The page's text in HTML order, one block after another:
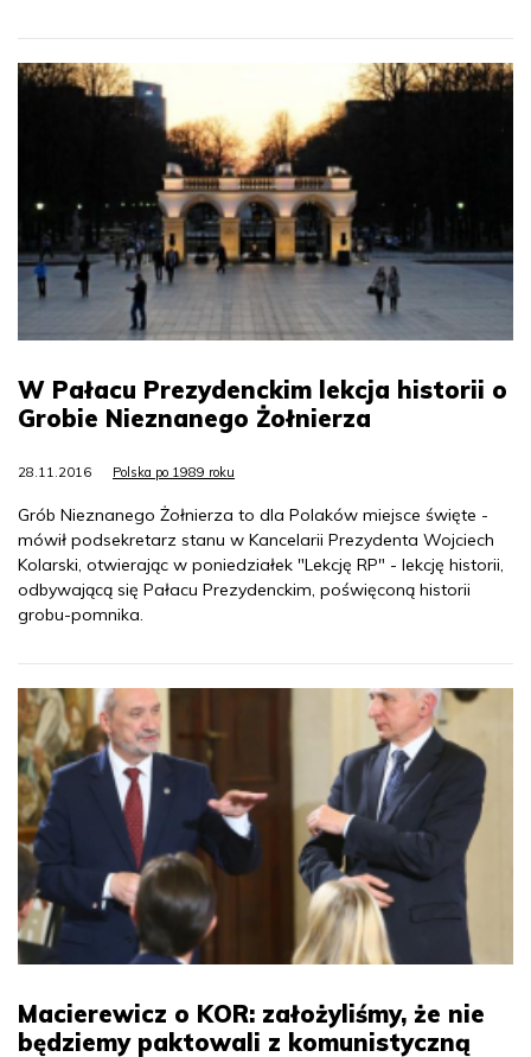
W Pałacu Prezydenckim lekcja historii o
Grobie Nieznanego Żołnierza
28.11.2016 Polska po 1989 roku
Grób Nieznanego Żołnierza to dla Polaków miejsce święte -
mówił podsekretarz stanu w Kancelarii Prezydenta Wojciech
Kolarski, otwierając w poniedziałek "Lekcję RP" - lekcję historii,
odbywającą się Pałacu Prezydenckim, poświęconą historii
grobu-pomnika.
Macierewicz o KOR: założyliśmy, że nie
będziemy paktowali z komunistyczną